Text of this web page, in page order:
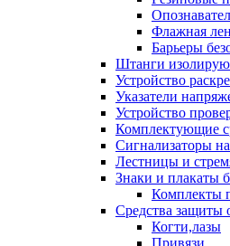
Флажная
Барьеры
Штанги
Устройство
Указатели
Устройство
Комплектующие
Сигнализаторы
Лестницы и
Знаки и плакаты
Комплекты
Средства защиты
Когти,лазы
Привязи